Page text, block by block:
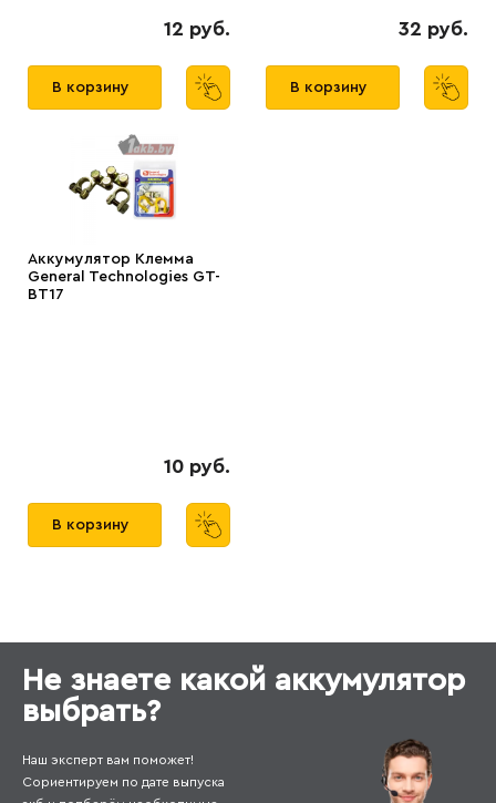
12 руб.
В корзину
32 руб.
В корзину
Аккумулятор Клемма
General Technologies GT-
BT17
10 руб.
В корзину
Не знаете какой аккумулятор
выбрать?
Наш эксперт вам поможет!
Сориентируем по дате выпуска